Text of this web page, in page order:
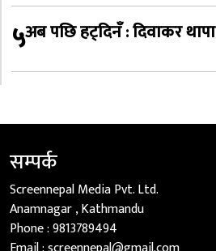
५अब पछि हट्दिनँ : दिवाकर थापा
सम्पर्क
Screennepal Media Pvt. Ltd.
Anamnagar , Kathmandu
Phone :9813789494